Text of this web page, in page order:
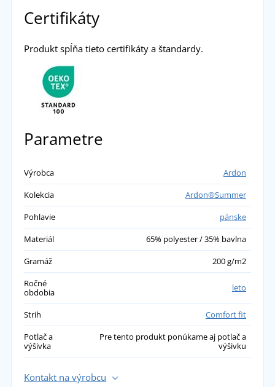
Certifikáty
Produkt spĺňa tieto certifikáty a štandardy.
Parametre
Výrobca
Ardon
Kolekcia
Ardon®Summer
Pohlavie
pánske
Materiál
65% polyester / 35% bavlna
Gramáž
200 g/m2
Ročné
obdobia
leto
Strih
Comfort fit
Potlač a
výšivka
Pre tento produkt ponúkame aj potlač a
výšivku
Kontakt na výrobcu